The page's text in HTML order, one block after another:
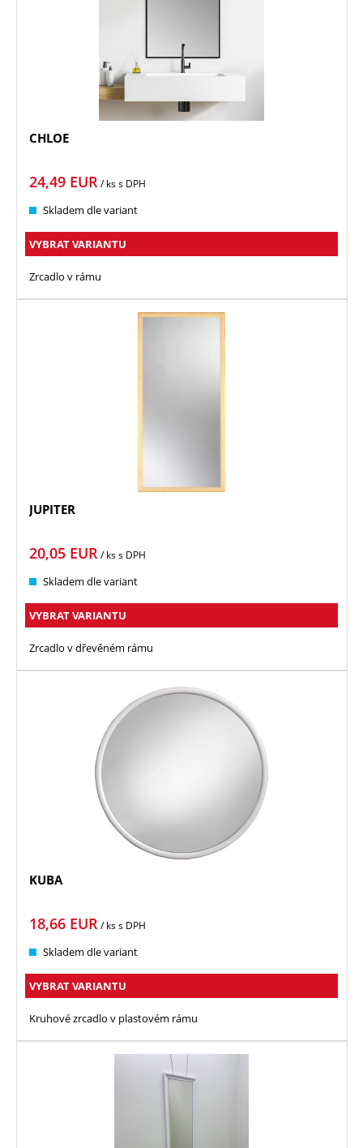
CHLOE
24,49 EUR/ kss DPH
Skladem dle variant
VYBRAT VARIANTU
Zrcadlo v rámu
JUPITER
20,05 EUR / kss DPH
Skladem dle variant
VYBRAT VARIANTU
Zrcadlo v dřevěném rámu
KUBA
18,66 EUR/ kss DPH
Skladem dle variant
VYBRAT VARIANTU
Kruhové zrcadlo v plastovém rámu